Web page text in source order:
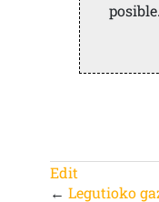
Edit
←Legutioko